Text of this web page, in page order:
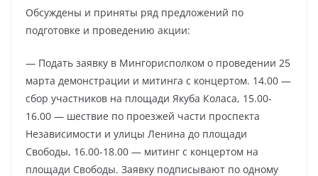
Обсуждены и приняты ряд предложений по
подготовке и проведению акции:
— Подать заявку в Мингорисполком о проведении 25
марта демонстрации и митинга с концертом. 14.00 —
сбор участников на площади Якуба Коласа, 15.00-
16.00 — шествие по проезжей части проспекта
Независимости и улицы Ленина до площади
Свободы, 16.00-18.00 — митинг с концертом на
площади Свободы. Заявку подписывают по одному